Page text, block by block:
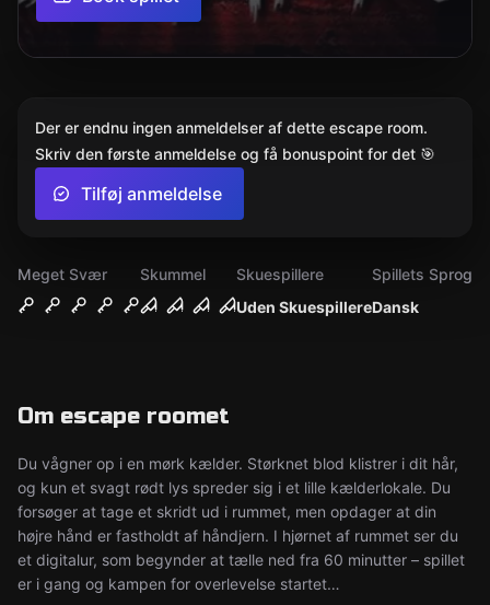
Meget Svær
Skummel
Uden Skuespillere
Skuespillere
Dansk
Spillets Sprog
Om escape roomet
Du vågner op i en mørk kælder. Størknet blod klistrer i dit hår,
og kun et svagt rødt lys spreder sig i et lille kælderlokale. Du
forsøger at tage et skridt ud i rummet, men opdager at din
højre hånd er fastholdt af håndjern. I hjørnet af rummet ser du
et digitalur, som begynder at tælle ned fra 60 minutter – spillet
er i gang og kampen for overlevelse startet…
Der er endnu ingen anmeldelser af dette escape room.
Skriv den første anmeldelse og få bonuspoint for det 🎯
Tilføj anmeldelse